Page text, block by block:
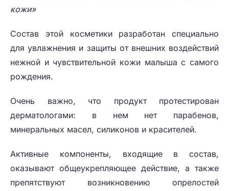
кожи»
Состав этой косметики разработан специально
для увлажнения и защиты от внешних воздействий
нежной и чувствительной кожи малыша с самого
рождения.
Очень важно, что продукт протестирован
дерматологами: в нем нет парабенов,
минеральных масел, силиконов и красителей.
Активные компоненты, входящие в состав,
оказывают общеукрепляющее действие, а также
препятствуют возникновению опрелостей